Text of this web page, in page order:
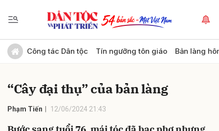
Công tác Dân tộc Tín ngưỡng tôn giáo Bản làng
“Cây đại thụ” của bản làng
Phạm Tiến 12/06/2024 21:43
Gửi bình luận